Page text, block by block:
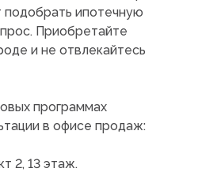
ипотечную
Приобретайте
и не отвлекайтесь
программах
в офисе продаж:
2, 13 этаж.